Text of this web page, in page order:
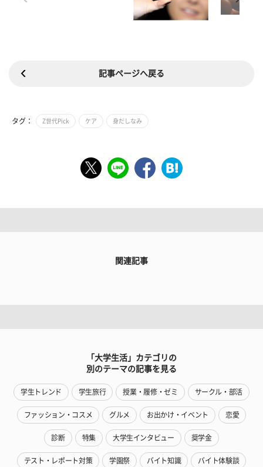
記事ページへ戻る
タグ： Z世代Pick ケア 身だしなみ
関連記事
「大学生活」カテゴリの
別のテーマの記事を見る
学生トレンド 学生旅行 授業・履修・ゼミ サークル・部活
ファッション・コスメ グルメ お出かけ・イベント 恋愛
診断 特集 大学生インタビュー 奨学金
テスト・レポート対策 学園祭 バイト知識 バイト体験談